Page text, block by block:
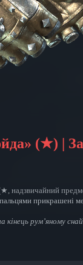
(★) |
надзвичайний
прикрашені
кінець рум’яному